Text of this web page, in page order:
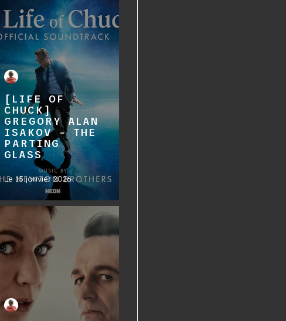
[LIFE OF
CHUCK]
GREGORY ALAN
ISAKOV - THE
PARTING
GLASS
Le 15 janvier 2026